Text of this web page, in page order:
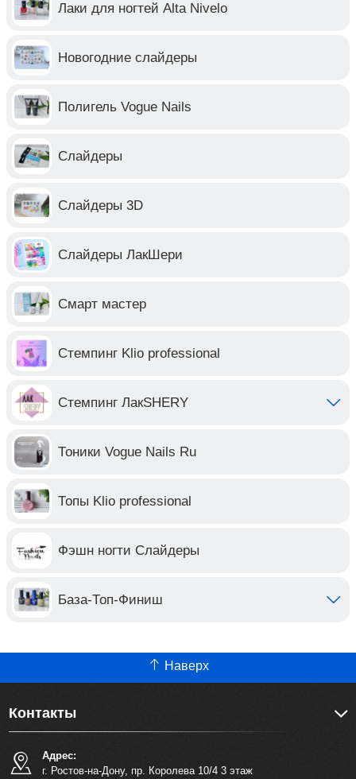
Лаки для ногтей Alta Nivelo
Новогодние слайдеры
Полигель Vogue Nails
Слайдеры
Слайдеры 3D
Слайдеры ЛакШери
Смарт мастер
Стемпинг Klio professional
Стемпинг ЛакSHERY
Тоники Vogue Nails Ru
Топы Klio professional
Фэшн ногти Слайдеры
База-Топ-Финиш
Наверх
Контакты
Адрес:
г. Ростов-на-Дону, пр. Королева 10/4 3 этаж